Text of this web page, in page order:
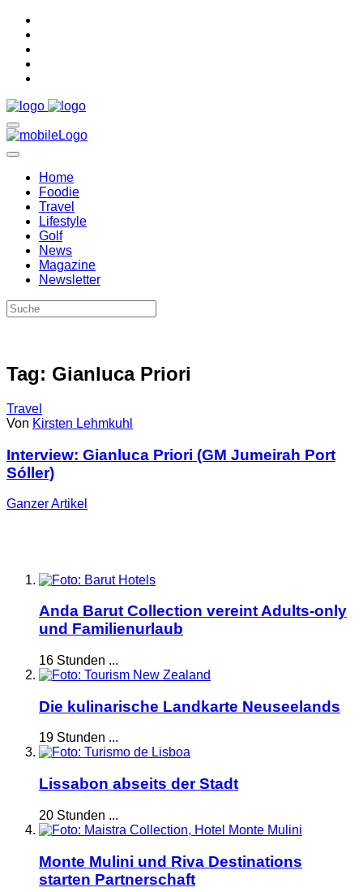
Home
Foodie
Travel
Lifestyle
Golf
News
Magazine
Newsletter
Tag: Gianluca Priori
Travel
Von Kirsten Lehmkuhl
Interview: Gianluca Priori (GM Jumeirah Port
Sóller)
GanzerArtikel
Anda Barut Collection vereint Adults-only
und Familienurlaub
16 Stunden ...
Die kulinarische Landkarte Neuseelands
19 Stunden ...
Lissabon abseits der Stadt
20 Stunden ...
Monte Mulini und Riva Destinations
starten Partnerschaft